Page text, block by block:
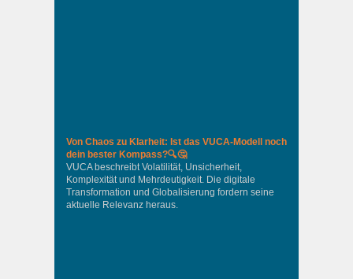
Von Chaos zu Klarheit: Ist das VUCA-Modell noch
dein bester Kompass?🔍🤔
VUCA beschreibt Volatilität, Unsicherheit,
Komplexität und Mehrdeutigkeit. Die digitale
Transformation und Globalisierung fordern seine
aktuelle Relevanz heraus.